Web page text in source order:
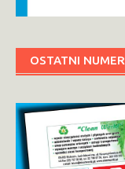
OSTATNI NUMER